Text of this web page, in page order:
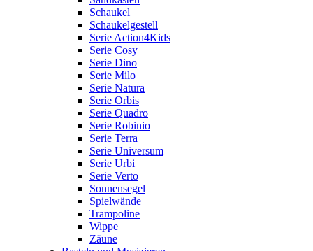
Schaukel
Schaukelgestell
Serie Action4Kids
Serie Cosy
Serie Dino
Serie Milo
Serie Natura
Serie Orbis
Serie Quadro
Serie Robinio
Serie Terra
Serie Universum
Serie Urbi
Serie Verto
Sonnensegel
Spielwände
Trampoline
Wippe
Zäune